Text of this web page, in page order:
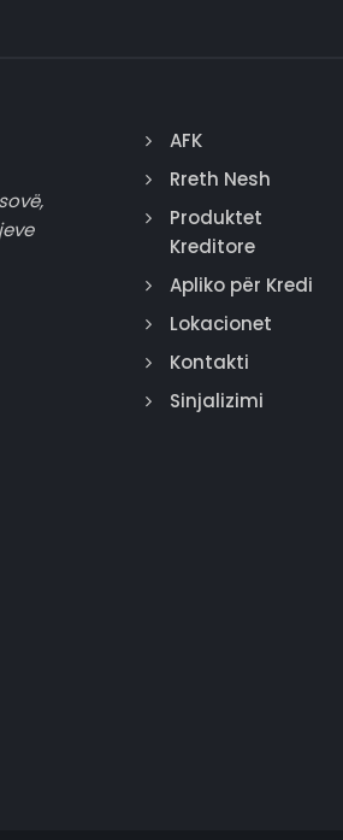
AFK
Rreth Nesh
Produktet
Kreditore
Apliko për Kredi
Lokacionet
Kontakti
Sinjalizimi